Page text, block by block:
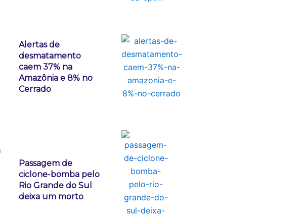
Alertas de
desmatamento
caem 37% na
Amazônia e 8% no
Cerrado
Passagem de
ciclone-bomba pelo
Rio Grande do Sul
deixa um morto